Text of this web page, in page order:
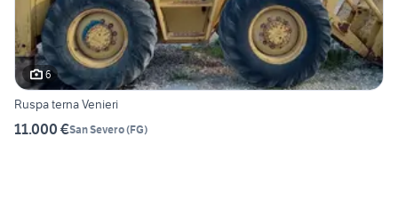
6
Ruspa terna Venieri
11.000 €San Severo(FG)